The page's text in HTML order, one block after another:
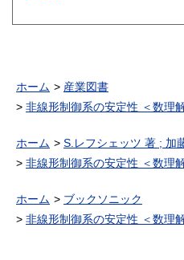
ホーム
産業図書
非線形制御系の安定性 ＜数理
ホーム
S.レフシェッツ 著 ; 加
非線形制御系の安定性 ＜数理
ホーム
ブックソニック
非線形制御系の安定性 ＜数理